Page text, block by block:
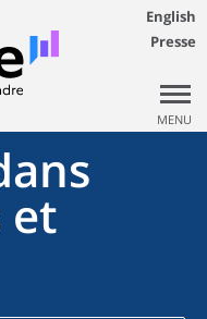
English
Presse
MENU
et